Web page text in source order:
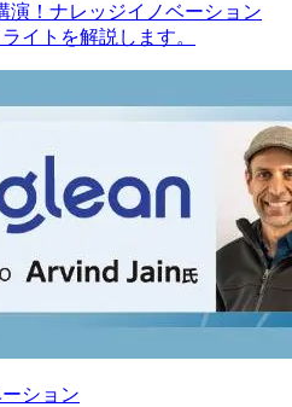
演！ナレッジイノベーション
イトを解説します。
ション